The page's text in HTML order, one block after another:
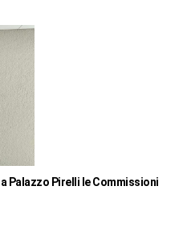
Palazzo Pirelli le Commissioni